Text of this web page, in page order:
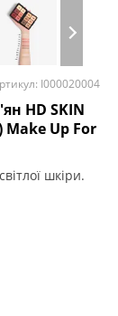
I000020004
HD SKIN
Make Up For
шкіри.